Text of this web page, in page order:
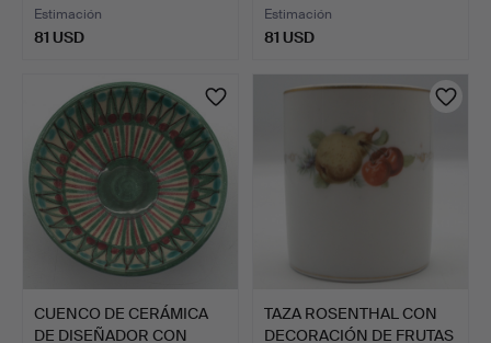
Estimación
81 USD
Estimación
81 USD
CUENCO DE CERÁMICA
DE DISEÑADOR CON
TAZA ROSENTHAL CON
DECORACIÓN DE FRUTAS